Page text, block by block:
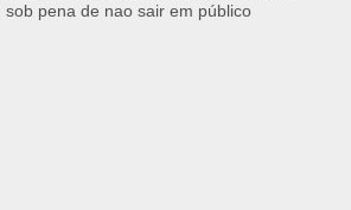
pena de nao sair em público